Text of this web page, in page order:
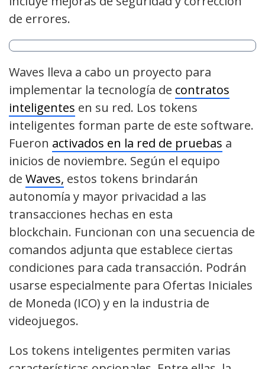
de errores.
Waves lleva a cabo un proyecto para
implementar la tecnología de contratos
inteligentes en su red. Los tokens
inteligentes forman parte de este software.
Fueron activados en la red de pruebas a
inicios de noviembre. Según el equipo
de Waves, estos tokens brindarán
autonomía y mayor privacidad a las
transacciones hechas en esta
blockchain. Funcionan con una secuencia de
comandos adjunta que establece ciertas
condiciones para cada transacción. Podrán
usarse especialmente para Ofertas Iniciales
de Moneda (ICO) y en la industria de
videojuegos.
Los tokens inteligentes permiten varias